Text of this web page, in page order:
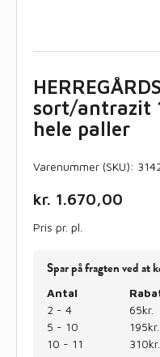
sort/antrazit
hele paller
Varenummer (SKU):
kr. 1.670,00
Pris pr. pl.
Spar på fragten ved at
Antal
2 - 4
65kr.
5 - 10
195kr.
10 - 11
310kr.